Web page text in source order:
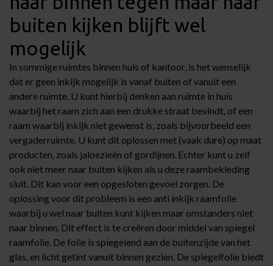
buiten kijken blijft wel
mogelijk
In sommige ruimtes binnen huis of kantoor, is het wenselijk
dat er geen inkijk mogelijk is vanaf buiten of vanuit een
andere ruimte. U kunt hierbij denken aan ruimte in huis
waarbij het raam zich aan een drukke straat bevindt, of een
raam waarbij inkijk niet gewenst is, zoals bijvoorbeeld een
vergaderruimte. U kunt dit oplossen met (vaak dure) op maat
producten, zoals jaloezieën of gordijnen. Echter kunt u zelf
ook niet meer naar buiten kijken als u deze raambekleding
sluit. Dit kan voor een opgesloten gevoel zorgen. De
oplossing voor dit probleem is een anti inkijk raamfolie
waarbij u wel naar buiten kunt kijken maar omstanders niet
naar binnen. Dit effect is te creëren door middel van spiegel
raamfolie. De folie is spiegelend aan de buitenzijde van het
glas, en licht getint vanuit binnen gezien. De spiegelfolie biedt